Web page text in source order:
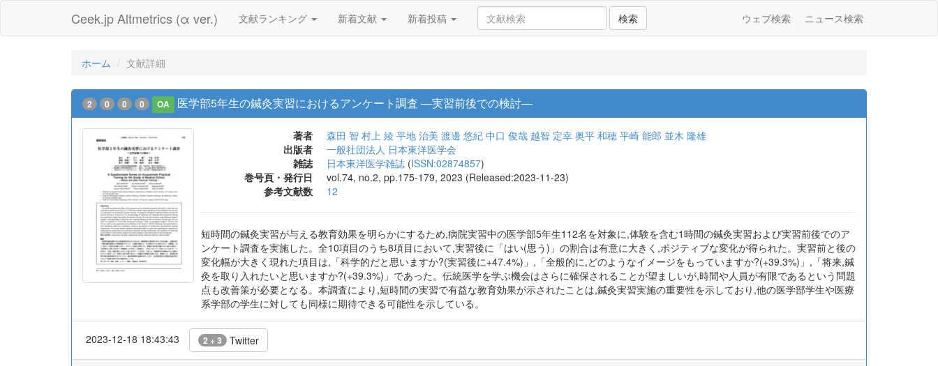
Ceek.jp Altmetrics (α ver.) 文献ランキング 新着文献 新着投稿 検索 ウェブ検索 ニュース検索
ホーム 文献詳細
2 0 0 0 OA 医学部5年生の鍼灸実習におけるアンケート調査 ―実習前後での検討―
著者 森田 智 村上 綾 平地 治美 渡邊 悠紀 中口 俊哉 越智 定幸 奥平 和穂 平崎 能郎 並木 隆雄
出版者
一般社団法人 日本東洋医学会
雑誌
日本東洋医学雑誌 (ISSN:02874857)
巻号頁・発行日
vol.74, no.2, pp.175-179, 2023 (Released:2023-11-23)
参考文献数
12
短時間の鍼灸実習が与える教育効果を明らかにするため,病院実習中の医学部5年生112名を対象に,体験を含む1時間の鍼灸実習および実習前後でのア
ンケート調査を実施した。全10項目のうち8項目において,実習後に「はい(思う)」の割合は有意に大きく,ポジティブな変化が得られた。実習前と後の
変化幅が大きく現れた項目は,「科学的だと思いますか?(実習後に+47.4%)」,「全般的に,どのようなイメージをもっていますか?(+39.3%)」,「将来,鍼
灸を取り入れたいと思いますか?(+39.3%)」であった。伝統医学を学ぶ機会はさらに確保されることが望ましいが,時間や人員が有限であるという問題
点も改善策が必要となる。本調査により,短時間の実習で有益な教育効果が示されたことは,鍼灸実習実施の重要性を示しており,他の医学部学生や医療
系学部の学生に対しても同様に期待できる可能性を示している。
2023-12-18 18:43:43 2 + 3 Twitter